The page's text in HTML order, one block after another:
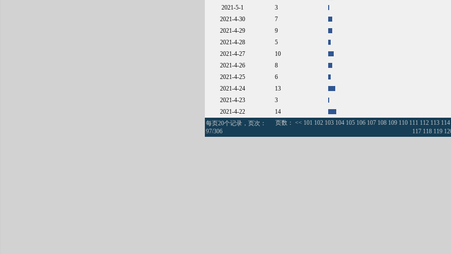
2021-5-1
3
2021-4-30
7
2021-4-29
9
2021-4-28
5
2021-4-27
10
2021-4-26
8
2021-4-25
6
2021-4-24
13
2021-4-23
3
2021-4-22
14
每页20个记录，页次：
97/306
页数： << 101 102 103 104 105 106 107 108 109 110 111 112 113 114
117 118 119